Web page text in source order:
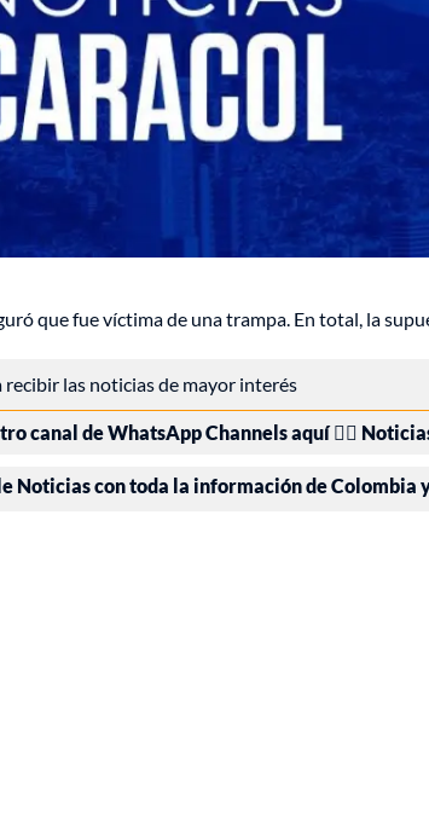
que fue víctima de una trampa. En total, la
recibir las noticias de mayor interés
canal de WhatsApp Channels aquí 👉🏻
Noticias con toda la información de Colombia